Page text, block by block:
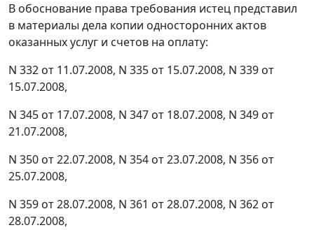
В обоснование права требования истец представил
в материалы дела копии односторонних актов
оказанных услуг и счетов на оплату:
N 332 от 11.07.2008, N 335 от 15.07.2008, N 339 от
15.07.2008,
N 345 от 17.07.2008, N 347 от 18.07.2008, N 349 от
21.07.2008,
N 350 от 22.07.2008, N 354 от 23.07.2008, N 356 от
25.07.2008,
N 359 от 28.07.2008, N 361 от 28.07.2008, N 362 от
28.07.2008,